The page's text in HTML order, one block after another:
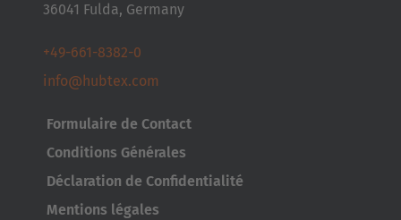
36041 Fulda, Germany
+49-661-8382-0
info@hubtex.com
Formulaire de Contact
Conditions Générales
Déclaration de Confidentialité
Mentions légales